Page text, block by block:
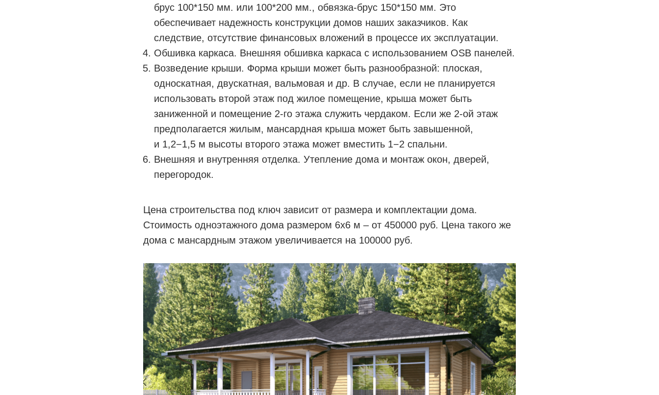
брус 100*150 мм. или 100*200 мм., обвязка-брус 150*150 мм. Это
обеспечивает надежность конструкции домов наших заказчиков. Как
следствие, отсутствие финансовых вложений в процессе их эксплуатации.
Обшивка каркаса. Внешняя обшивка каркаса с использованием OSB панелей.
Возведение крыши. Форма крыши может быть разнообразной: плоская,
односкатная, двускатная, вальмовая и др. В случае, если не планируется
использовать второй этаж под жилое помещение, крыша может быть
заниженной и помещение 2-го этажа служить чердаком. Если же 2-ой этаж
предполагается жилым, мансардная крыша может быть завышенной,
и 1,2−1,5 м высоты второго этажа может вместить 1−2 спальни.
Внешняя и внутренняя отделка. Утепление дома и монтаж окон, дверей,
перегородок.
Цена строительства под ключ зависит от размера и комплектации дома.
Стоимость одноэтажного дома размером 6х6 м – от 450000 руб. Цена такого же
дома с мансардным этажом увеличивается на 100000 руб.